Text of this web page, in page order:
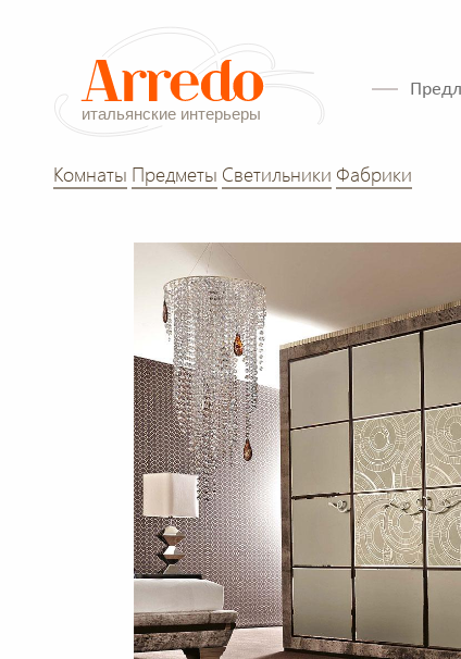
Комнаты Предметы Светильники Фабрики